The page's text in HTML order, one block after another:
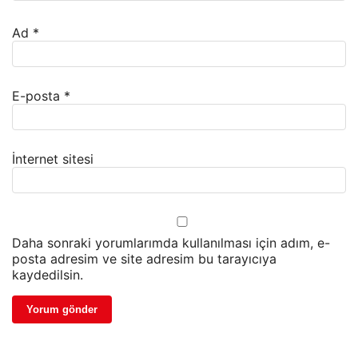
Ad *
E-posta *
İnternet sitesi
Daha sonraki yorumlarımda kullanılması için adım, e-
posta adresim ve site adresim bu tarayıcıya
kaydedilsin.